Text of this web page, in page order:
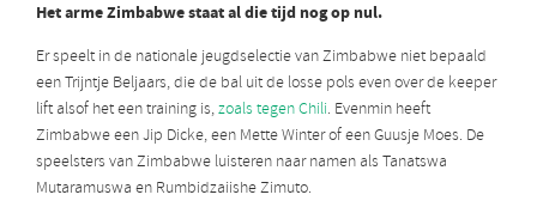
Het arme Zimbabwe staat al die tijd nog op nul.
Er speelt in de nationale jeugdselectie van Zimbabwe niet bepaald
een Trijntje Beljaars, die de bal uit de losse pols even over de keeper
lift alsof het een training is,zoals tegen Chili. Evenmin heeft
Zimbabwe een Jip Dicke, een Mette Winter of een Guusje Moes. De
speelsters van Zimbabwe luisteren naar namen als Tanatswa
Mutaramuswa en Rumbidzaiishe Zimuto.